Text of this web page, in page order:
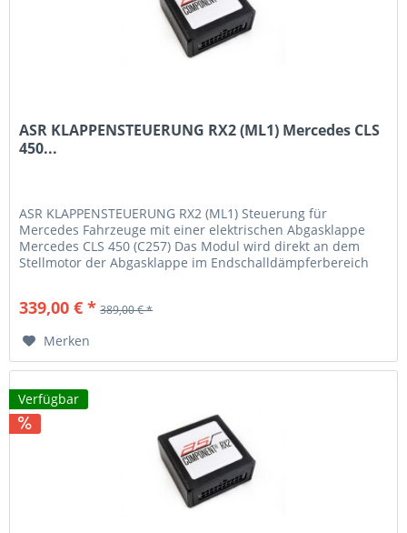
ASR KLAPPENSTEUERUNG RX2 (ML1) Mercedes CLS
450...
ASR KLAPPENSTEUERUNG RX2 (ML1) Steuerung für
Mercedes Fahrzeuge mit einer elektrischen Abgasklappe
Mercedes CLS 450 (C257) Das Modul wird direkt an dem
Stellmotor der Abgasklappe im Endschalldämpferbereich
339,00 € * 389,00 € *
Merken
Verfügbar